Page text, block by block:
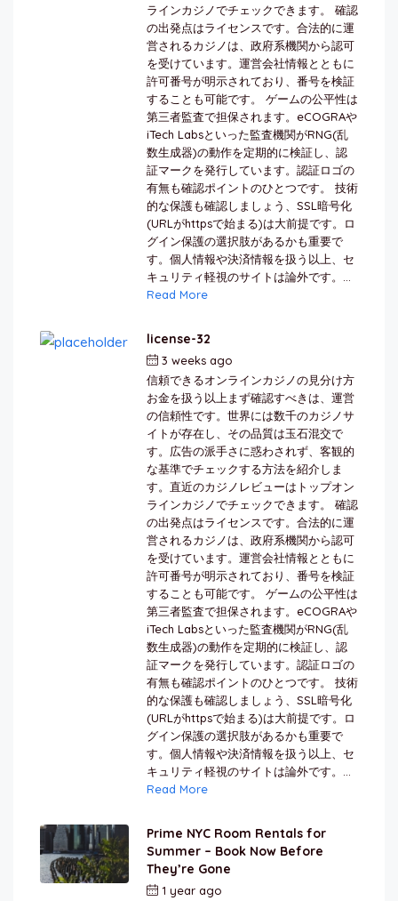
ラインカジノでチェックできます。 確認
の出発点はライセンスです。合法的に運
営されるカジノは、政府系機関から認可
を受けています。運営会社情報とともに
許可番号が明示されており、番号を検証
することも可能です。 ゲームの公平性は
第三者監査で担保されます。eCOGRAや
iTech Labsといった監査機関がRNG(乱
数生成器)の動作を定期的に検証し、認
証マークを発行しています。認証ロゴの
有無も確認ポイントのひとつです。 技術
的な保護も確認しましょう、SSL暗号化
(URLがhttpsで始まる)は大前提です。ロ
グイン保護の選択肢があるかも重要で
す。個人情報や決済情報を扱う以上、セ
キュリティ軽視のサイトは論外です。...
Read More
license-32
3 weeks ago
信頼できるオンラインカジノの見分け方
お金を扱う以上まず確認すべきは、運営
の信頼性です。世界には数千のカジノサ
イトが存在し、その品質は玉石混交で
す。広告の派手さに惑わされず、客観的
な基準でチェックする方法を紹介しま
す。直近のカジノレビューはトップオン
ラインカジノでチェックできます。 確認
の出発点はライセンスです。合法的に運
営されるカジノは、政府系機関から認可
を受けています。運営会社情報とともに
許可番号が明示されており、番号を検証
することも可能です。 ゲームの公平性は
第三者監査で担保されます。eCOGRAや
iTech Labsといった監査機関がRNG(乱
数生成器)の動作を定期的に検証し、認
証マークを発行しています。認証ロゴの
有無も確認ポイントのひとつです。 技術
的な保護も確認しましょう、SSL暗号化
(URLがhttpsで始まる)は大前提です。ロ
グイン保護の選択肢があるかも重要で
す。個人情報や決済情報を扱う以上、セ
キュリティ軽視のサイトは論外です。...
Read More
Prime NYC Room Rentals for
Summer – Book Now Before
They’re Gone
1 year ago